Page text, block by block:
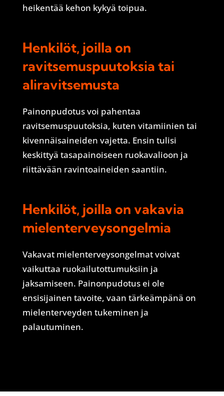
heikentää kehon kykyä toipua.
Henkilöt, joilla on
ravitsemuspuutoksia tai
aliravitsemusta
Painonpudotus voi pahentaa
ravitsemuspuutoksia, kuten vitamiinien tai
kivennäisaineiden vajetta. Ensin tulisi
keskittyä tasapainoiseen ruokavalioon ja
riittävään ravintoaineiden saantiin.
Henkilöt, joilla on vakavia
mielenterveysongelmia
Vakavat mielenterveysongelmat voivat
vaikuttaa ruokailutottumuksiin ja
jaksamiseen. Painonpudotus ei ole
ensisijainen tavoite, vaan tärkeämpänä on
mielenterveyden tukeminen ja
palautuminen.